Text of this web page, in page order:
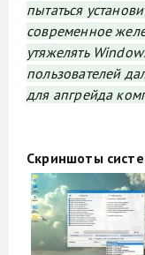
пытаться
современное
утяжелять
пользователей
для апгрейда
Скриншоты